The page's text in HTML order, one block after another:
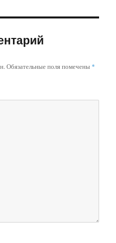
Обязательные поля помечены *